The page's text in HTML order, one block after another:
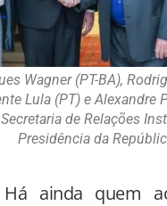
Wagner (PT-BA),
Lula (PT) e Alexandre
de Relações
Presidência da
ainda quem